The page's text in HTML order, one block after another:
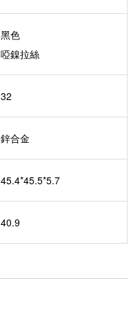
黑色
啞鎳拉絲
32
鋅合金
45.4*45.5*5.7
40.9